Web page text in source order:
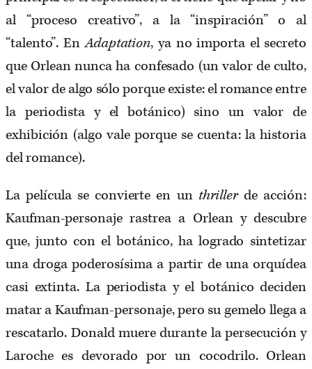
al “proceso creativo”, a la “inspiración” o al
“talento”. EnAdaptation, ya no importa el secreto
que Orlean nunca ha confesado (un valor de culto,
el valor de algo sólo porque existe: el romance entre
la periodista y el botánico) sino un valor de
exhibición (algo vale porque se cuenta: la historia
del romance).
La película se convierte en un thrillerde acción:
Kaufman-personaje rastrea a Orlean y descubre
que, junto con el botánico, ha logrado sintetizar
una droga poderosísima a partir de una orquídea
casi extinta. La periodista y el botánico deciden
matar a Kaufman-personaje, pero su gemelo llega a
rescatarlo. Donald muere durante la persecución y
Laroche es devorado por un cocodrilo. Orlean